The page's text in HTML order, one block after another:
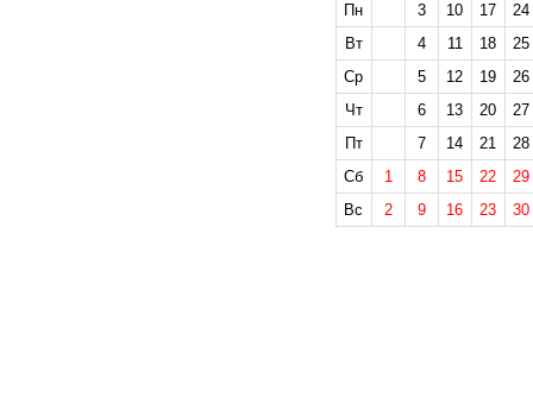
Пн
3 10 17
24
Вт
4 11 18
25
Ср
5 12 19
26
Чт
6 13 20
27
Пт
7 14 21
28
Сб
1 8 15 22
29
Вс
2 9 16 23 30